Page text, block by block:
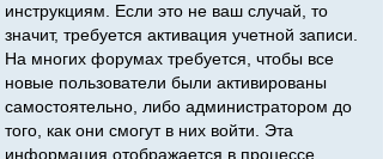
инструкциям. Если это не ваш случай, то
значит, требуется активация учетной записи.
На многих форумах требуется, чтобы все
новые пользователи были активированы
самостоятельно, либо администратором до
того, как они смогут в них войти. Эта
информация отображается в процессе